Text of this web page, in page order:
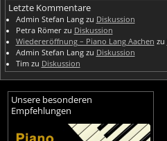
Letzte Kommentare
Admin Stefan Langzu Diskussion
Petra Römerzu Diskussion
Wiedereröffnung – Piano Lang Aachen zu
Admin Stefan Langzu Diskussion
Timzu Diskussion
Unsere besonderen
Empfehlungen